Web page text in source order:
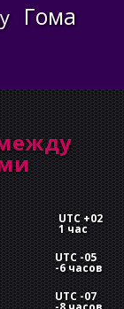
Гома
UTC +02
1 час
UTC -05
-6 часов
UTC -07